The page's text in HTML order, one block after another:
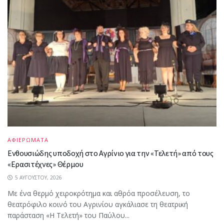
ΑΦΙΕΡΩΜΑΤΑ
Ενθουσιώδης υποδοχή στο Αγρίνιο για την «Τελετή» από τους
«Ερασιτέχνες» Θέρμου
5 ΑΥΓΟΎΣΤΟΥ, 2026
Με ένα θερμό χειροκρότημα και αθρόα προσέλευση, το
θεατρόφιλο κοινό του Αγρινίου αγκάλιασε τη θεατρική
παράσταση «Η Τελετή» του Παύλου...